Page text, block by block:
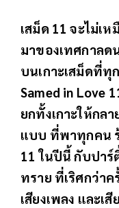
เสม็ด 11 จะไม่เ
มาของเทศกาลด
บนเกาะเสม็ดที่ทุ
Samed in Love
ยกทั้งเกาะให้กล
แบบ ที่พาทุกคน
11 ในปีนี้ กับปา
ทราย ที่เริศกว่า
เสียงเพลง และเ